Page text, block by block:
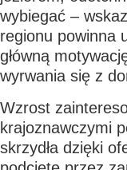
wybiegać –
regionu powinna
główną
wyrwania się z
Wzrost
krajoznawczymi
skrzydła dzięki